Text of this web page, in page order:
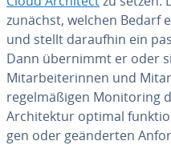
zunächst, welchen Bedarf
und stellt daraufhin ein
Dann übernimmt er oder
Mit­ar­bei­te­rin­nen und
re­gel­mä­ßi­gen Mo­ni­to­ring
Ar­chi­tek­tur optimal
gen oder ge­än­der­ten